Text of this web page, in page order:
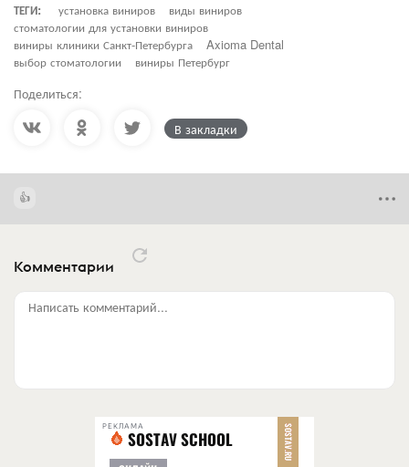
ТЕГИ:
установка виниров
виды виниров
стоматологии для установки виниров
виниры клиники Санкт-Петербурга
Axioma Dental
выбор стоматологии
виниры Петербург
Поделиться:
В закладки
Комментарии
Написать комментарий...
РЕКЛАМА